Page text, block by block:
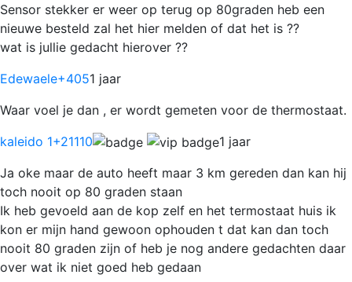
Sensor stekker er weer op terug op 80graden heb een
nieuwe besteld zal het hier melden of dat het is ??
wat is jullie gedacht hierover ??
Edewaele+4051 jaar
Waar voel je dan , er wordt gemeten voor de thermostaat.
kaleido 1+21110
1 jaar
Ja oke maar de auto heeft maar 3 km gereden dan kan hij
toch nooit op 80 graden staan
Ik heb gevoeld aan de kop zelf en het termostaat huis ik
kon er mijn hand gewoon ophouden t dat kan dan toch
nooit 80 graden zijn of heb je nog andere gedachten daar
over wat ik niet goed heb gedaan